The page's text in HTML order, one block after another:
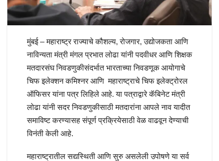
मुंबई – महाराष्ट्र राज्याचे कौशल्य, रोजगार, उद्योजकता आणि
नाविन्यता मंत्री मंगल प्रभात लोढा यांनी पदवीधर आणि शिक्षक
मतदारसंघ निवडणुकीसंदर्भात भारताच्या निवडणूक आयोगाचे
चिफ इलेक्शन कमिश्नर आणि महाराष्ट्राचे चिफ इलेक्ट्रोरल
ऑफिसर यांना पत्र लिहिले आहे. या पत्राद्वारे कॅबिनेट मंत्री
लोढा यांनी सदर निवडणुकीसाठी मतदारांना आपले नाव यादीत
समाविष्ट करण्यासह संपूर्ण प्रक्रियेसाठी वेळ वाढवून देण्याची
विनंती केली आहे.
महाराष्ट्रातील सद्यस्थिती आणि सुरु असलेली उपोषणे या सर्व